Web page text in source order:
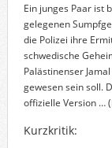
Ein junges Paar ist
gelegenen
die Polizei ihre
schwedische
Palästinenser
gewesen sein soll.
offizielle Version …
Kurzkritik: